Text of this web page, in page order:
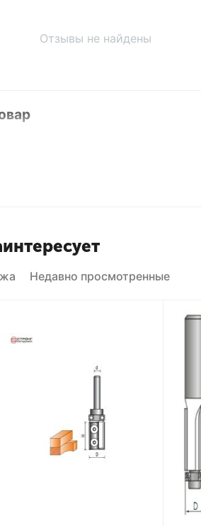
Отзывы не найдены
Недавно просмотренные